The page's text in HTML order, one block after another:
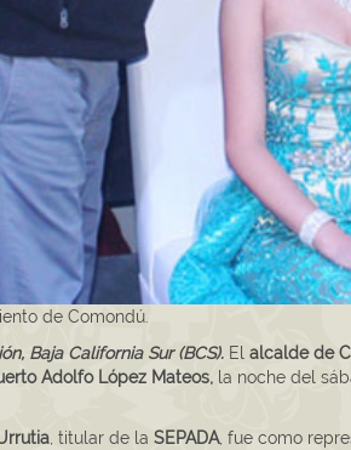
de Comondú.
Baja California Sur (BCS). El alcalde de
Adolfo López Mateos, la noche del
, titular de la SEPADA, fue como